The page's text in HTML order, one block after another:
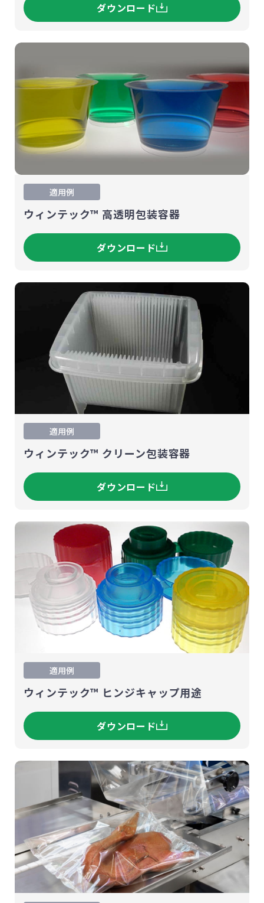
ダウンロード
適用例
ウィンテック™ 高透明包装容器
ダウンロード
適用例
ウィンテック™ クリーン包装容器
ダウンロード
適用例
ウィンテック™ ヒンジキャップ用途
ダウンロード